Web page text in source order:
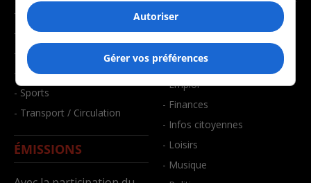
- Éducation
- Environnement
- Faits divers
- Santé et bien-être
- Sports
- Transport / Circulation
ÉMISSIONS
- Affaires
- Art de vivre
- Bien-être
- Emploi
- Finances
- Infos citoyennes
- Loisirs
- Musique
Autoriser
Gérer vos préférences